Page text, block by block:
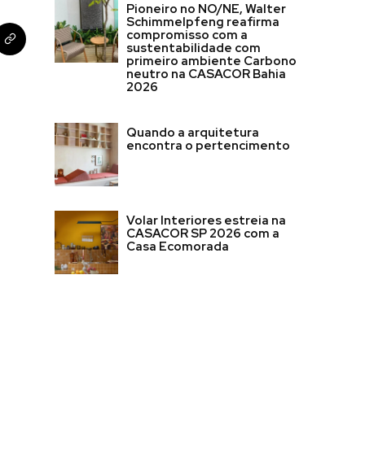
Pioneiro no NO/NE, Walter
Schimmelpfeng reafirma
compromisso com a
sustentabilidade com
primeiro ambiente Carbono
neutro na CASACOR Bahia
2026
Quando a arquitetura
encontra o pertencimento
Volar Interiores estreia na
CASACOR SP 2026 com a
Casa Ecomorada